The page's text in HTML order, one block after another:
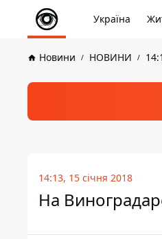
Україна
Новини НОВИНИ
14:13, 15 січня 2018
На